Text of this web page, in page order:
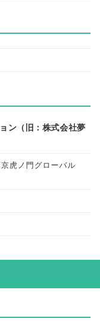
ン（旧：株式会社夢
虎ノ門グローバル